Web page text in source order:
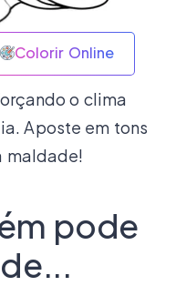
Colorir Online
o clima
Aposte em tons
maldade!
pode